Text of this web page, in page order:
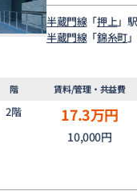
半蔵門線「押上」
半蔵門線「錦糸町
階 賃料/管理・共益費
2階 17.3万円
10,000円